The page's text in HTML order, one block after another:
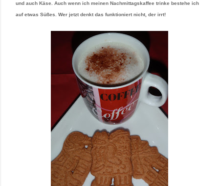
und auch Käse. Auch wenn ich meinen Nachmittagskaffee trinke bestehe ich
auf etwas Süßes. Wer jetzt denkt das funktioniert nicht, der irrt!